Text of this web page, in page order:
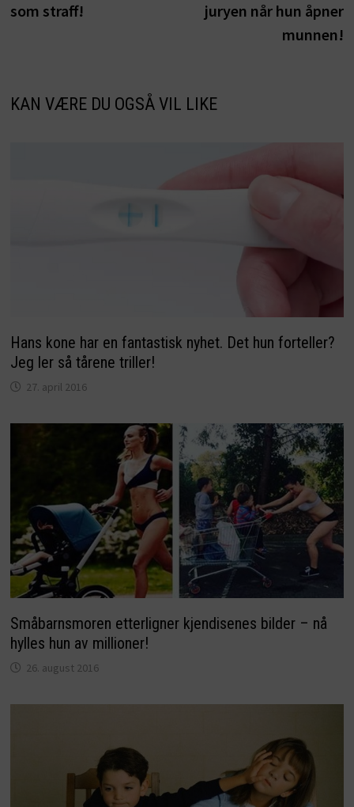
som straff!
juryen når hun åpner
munnen!
KAN VÆRE DU OGSÅ VIL LIKE
Hans kone har en fantastisk nyhet. Det hun forteller?
Jeg ler så tårene triller!
27. april 2016
Småbarnsmoren etterligner kjendisenes bilder – nå
hylles hun av millioner!
26. august 2016